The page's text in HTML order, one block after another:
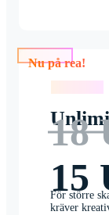
Nu på rea!
18
15
För större
kräver